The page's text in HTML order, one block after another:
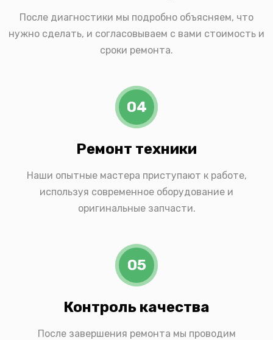
После диагностики мы подробно объясняем, что
нужно сделать, и согласовываем с вами стоимость и
сроки ремонта.
04
Ремонт техники
Наши опытные мастера приступают к работе,
используя современное оборудование и
оригинальные запчасти.
05
Контроль качества
После завершения ремонта мы проводим